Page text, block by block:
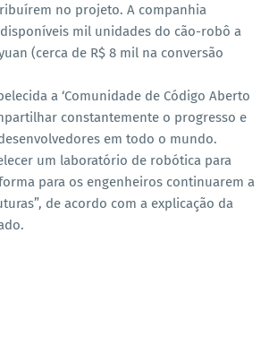
no projeto. A companhia
mil unidades do cão-robô a
(cerca de R$ 8 mil na conversão
a ‘Comunidade de Código Aberto
constantemente o progresso e
em todo o mundo.
um laboratório de robótica para
para os engenheiros continuarem a
de acordo com a explicação da